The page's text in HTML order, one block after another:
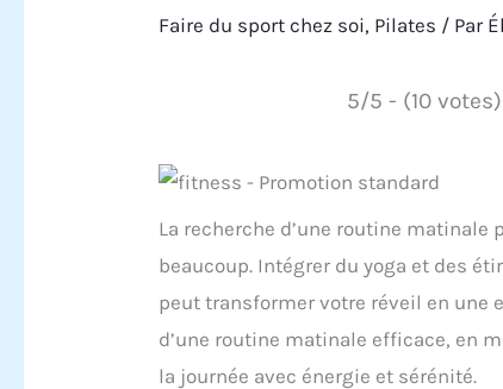
Faire du sport chez soi, Pilates / Par
5/5 - (10 votes)
La recherche d’une routine
beaucoup. Intégrer du yoga et des
peut transformer votre réveil en une
d’une routine matinale efficace, en
la journée avec énergie et sérénité.